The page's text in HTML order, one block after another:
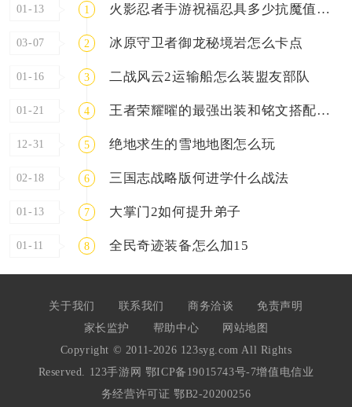
01-13 1 火影忍者手游祝福忍具多少抗魔值能出
03-07 2 冰原守卫者御龙秘境岩怎么卡点
01-16 3 二战风云2运输船怎么装盟友部队
01-21 4 王者荣耀曜的最强出装和铭文搭配是什么
12-31 5 绝地求生的雪地地图怎么玩
02-18 6 三国志战略版何进学什么战法
01-13 7 大掌门2如何提升弟子
01-11 8 全民奇迹装备怎么加15
关于我们 联系我们 商务洽谈
免责声明
家长监护
帮助中心
网站地图
Copyright © 2011-2026 123syg.com All Rights
Reserved. 123手游网 鄂ICP备19015743号-7增值电信业
务经营许可证 鄂B2-20200256